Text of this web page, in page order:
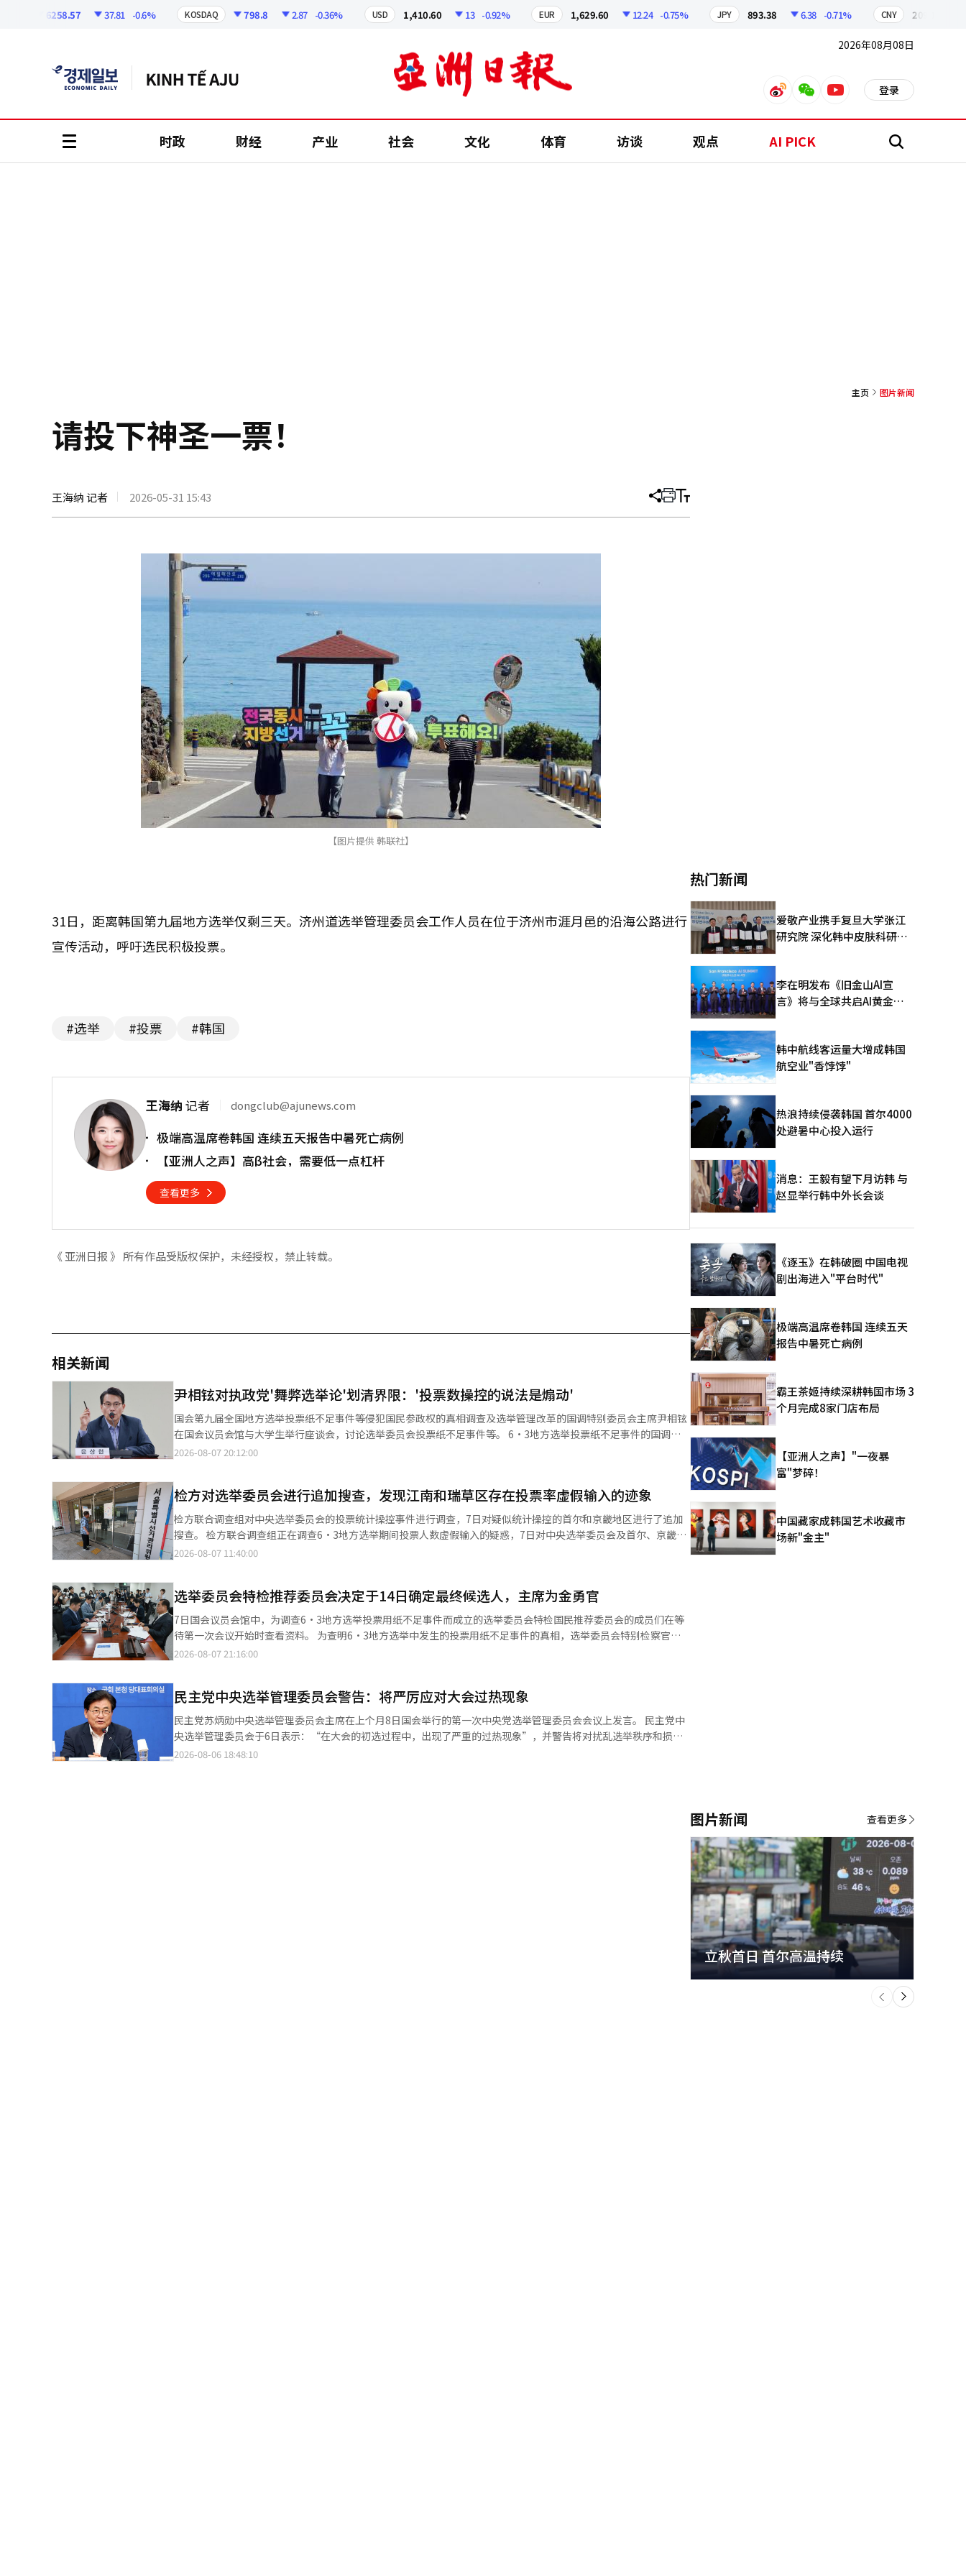
6258.57 37.81 -0.6% KOSDAQ 798.8 2.87 -0.36% USD 1,410.60 13 -0.92% EUR 1,629.60 12.24 -0.75% JPY 893.38 6.38 -0.71% CNY 209.17
2026年08月08日
weiboweixinyoutube 登录
时政 财经 产业 社会 文化 体育 访谈 观点 AI PICK 搜
主页 图片新闻
请投下神圣一票！
王海纳 记者 2026-05-31 15:43 分
文
打 调
大
【图片提供 韩联社】
31日，距离韩国第九届地方选举仅剩三天。济州道选举管理委员会工作人员在位于济州市涯月邑的沿海公路进行
宣传活动，呼吁选民积极投票。
#选举 #投票 #韩国
王海纳 记者 dongclub@ajunews.com
极端高温席卷韩国 连续五天报告中暑死亡病例
【亚洲人之声】高β社会，需要低一点杠杆
查看更多
《 亚洲日报 》 所有作品受版权保护，未经授权，禁止转载。
相关新闻
尹相铉对执政党'舞弊选举论'划清界限：'投票数操控的说法是煽动'
国会第九届全国地方选举投票纸不足事件等侵犯国民参政权的真相调查及选举管理改革的国调特别委员会主席尹相铉
在国会议员会馆与大学生举行座谈会，讨论选举委员会投票纸不足事件等。 6·3地方选举投票纸不足事件的国调特
别委员会主席尹相铉公开对党内将投票率输入问题与投票数操控联系起来的说法划清界限。 尹议员在7日国会举行
称：“投票率操控与投票数操控完全是天差地别的事情。” 他还强调：“不应扩大和再生产舞弊选举的怀疑，利用愤
怒进行政治。政党应在制度内解决问题，而不是放大和利用广场上的愤怒。” 尹议员还强调了国调特别委员会推动的
蚕室奥林匹克公园计票所重新检票的必要性。由于有部分人提出约1900张投票纸消失的疑虑，因此希望通过实际确认
所有投票纸是否存在来解决争议。 他还提议加强对选举委员会的外部监督，表示：“应设立独立的常设审计委员会，
并赋予朝野政党推荐委员的权利，审计结果应向国会报告。” 国调特别委员会将于10日举行听证会，要求前中央选
人员出席。包括因投票者数输入错误和时间段投票率操控疑虑而被提及的仁川、金浦、议政府地区的选举委员会工作
人员也在证人名单中。※ 本报道经人工智能（AI）系统翻译与编辑。
2026-08-07 20:12:00
检方对选举委员会进行追加搜查，发现江南和瑞草区存在投票率虚假输入的迹象
检方联合调查组对中央选举委员会的投票统计操控事件进行调查，7日对疑似统计操控的首尔和京畿地区进行了追加
搜查。 检方联合调查组正在调查6·3地方选举期间投票人数虚假输入的疑惑，7日对中央选举委员会及首尔、京畿、
忠北地区的选举委员会进行了追加强制搜查。在金浦、议政府和忠北真川之后，江南和瑞草地区也发现了投票人数被
川县、瑞草区、江南区的9个地方进行了搜查。 搜查令中列明了伪造公文和妨碍公务执行的相关罪名。联合调查组还
对在地方选举当天向市、道选举委员会发送投票管理相关指导的中央选举委员会一名工作人员追加立案。 联合调查组
认为，选举委员会的实务人员在未正式向上级报告或获得批准的情况下，随意调整了选举管理系统中的投票人数。截
至目前，已确认具体虚假输入的地方包括京畿的金浦、议政府，忠北的真川，以及首尔的江南和瑞草等5个地方。 调
查是在确认京畿地区投票人数错误输入的过程中展开的。某投票站的投票人数应为数百人，但错误记录为数千人，调
报告并经过批准后才能修改。然而，部分实务人员未按照此程序进行，而是在后续时间段内调整投票人数以匹配最终
数据，联合调查组对此做出了判断。 联合调查组还在调查该过程是否受到中央选举委员会层面指导的影响。 中央选
举委员会选举管理科在选举当天上午8时30分左右向市、道选举委员会的实务人员发送邮件，内容为“此时之后不进
行修改为原则”。如果原有投票人数报告资料没有重大错误，下一时间段的投票人数报告时可以对原有误差进行调
整。 在下午2时30分左右，若发现之前时间段的投票人数错误，因无法进行修改而导致差异变大，相关通知再次传
2026-08-07 11:40:00
选举委员会特检推荐委员会决定于14日确定最终候选人，主席为金勇官
7日国会议员会馆中，为调查6·3地方选举投票用纸不足事件而成立的选举委员会特检国民推荐委员会的成员们在等
待第一次会议开始时查看资料。 为查明6·3地方选举中发生的投票用纸不足事件的真相，选举委员会特别检察官国
民推荐委员会于7日决定在14日之前向李在明总统推荐两名候选人。 国民推荐委员赵基妍律师在当天国会结束“选举
上，国民力量推荐的金勇官律师被一致选为委员会主席。”他补充道：“我们将在14日的会议上决定向总统推荐的两
名候选人。” 此外，国民推荐委员会共有6名成员，其中民主党推荐3名（赵斗炫、赵基妍律师、河相应西江大学政
治外交学副教授），国民力量推荐3名（金勇官、崔昌浩律师、车珍雅高丽大学法学院教授）。国民推荐委员会将从
律师协会和法学院协会各推荐3名特检候选人，最终选出2名候选人。李总统将在收到这两名候选人的推荐后决定最终
人选。※ 本报道经人工智能（AI）系统翻译与编辑。
2026-08-07 21:16:00
民主党中央选举管理委员会警告：将严厉应对大会过热现象
民主党苏炳勋中央选举管理委员会主席在上个月8日国会举行的第一次中央党选举管理委员会会议上发言。 民主党中
央选举管理委员会于6日表示：“在大会的初选过程中，出现了严重的过热现象”，并警告将对扰乱选举秩序和损害
党声誉的行为采取坚决措施。 选管委在当天下午以苏炳勋主席的名义发布声明，指出：“上周末在忠清地区和釜山·
2026-08-06 18:48:10
热门新闻
爱敬产业携手复旦大学张江
研究院 深化韩中皮肤科研合
李在明发布《旧金山AI宣
言》将与全球共启AI黄金时
韩中航线客运量大增成韩国
航空业"香饽饽"
热浪持续侵袭韩国 首尔4000
处避暑中心投入运行
消息：王毅有望下月访韩 与
赵显举行韩中外长会谈
《逐玉》在韩破圈 中国电视
剧出海进入"平台时代"
极端高温席卷韩国 连续五天
报告中暑死亡病例
霸王茶姬持续深耕韩国市场 3
个月完成8家门店布局
【亚洲人之声】"一夜暴
富"梦碎！
中国藏家成韩国艺术收藏市
场新"金主"
图片新闻
立秋首日 首尔高温持续
下
一
个
查看更多